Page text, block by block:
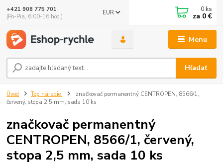
Menu
EUR
Hľadať
+421 908 775 701
(Po-Pia, 6:00-16 hod.)
0 ks
za 0 €
Úvod Top náradie
značkovač permanentný CENTROPEN, 8566/1,
červený, stopa 2,5 mm, sada 10 ks
značkovač permanentný
CENTROPEN, 8566/1, červený,
stopa 2,5 mm, sada 10 ks